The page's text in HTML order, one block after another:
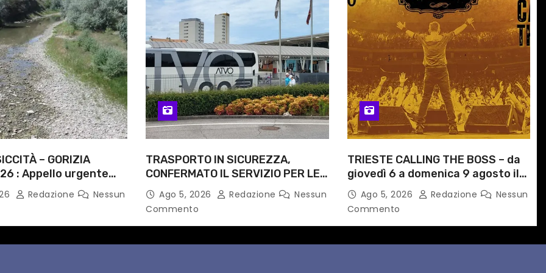
– GORIZIA
: Appello urgente
competenti
Redazione
Nessun
TRASPORTO IN SICUREZZA,
CONFERMATO IL SERVIZIO PER LE
NOTTI DI AGOSTO: DEFINITI
PERCORSI, FERMATE E ORARIO
Ago 5, 2026 Redazione
Nessun
Commento
TRIESTE CALLING THE BOSS – da
giovedì 6 a domenica 9 agosto il
festival triestino dedicato a
Springsteen
Ago 5, 2026 Redazione
Nessun
Commento